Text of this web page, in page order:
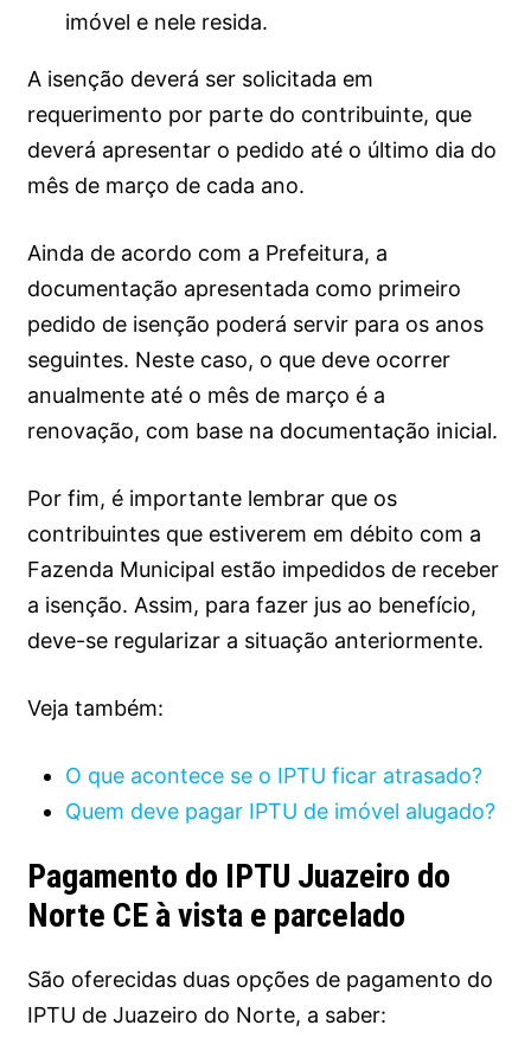
imóvel e nele resida.
A isenção deverá ser solicitada em
requerimento por parte do contribuinte, que
deverá apresentar o pedido até o último dia do
mês de março de cada ano.
Ainda de acordo com a Prefeitura, a
documentação apresentada como primeiro
pedido de isenção poderá servir para os anos
seguintes. Neste caso, o que deve ocorrer
anualmente até o mês de março é a
renovação, com base na documentação inicial.
Por fim, é importante lembrar que os
contribuintes que estiverem em débito com a
Fazenda Municipal estão impedidos de receber
a isenção. Assim, para fazer jus ao benefício,
deve-se regularizar a situação anteriormente.
Veja também:
O que acontece se o IPTU ficar atrasado?
Quem deve pagar IPTU de imóvel alugado?
Pagamento do IPTU Juazeiro do
Norte CE à vista e parcelado
São oferecidas duas opções de pagamento do
IPTU de Juazeiro do Norte, a saber: